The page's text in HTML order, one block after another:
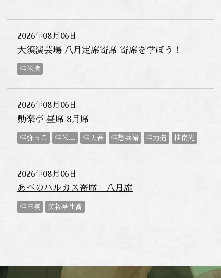
2026年08月06日
大須演芸場 八月定席寄席 寄席を学ぼう！
桂米紫
2026年08月06日
動楽亭 昼席 8月席
桂弥っこ 桂米二 桂天吾 桂惣兵衛 桂力造 桂南光
2026年08月06日
あべのハルカス寄席 八月席
桂三実 笑福亭生喬